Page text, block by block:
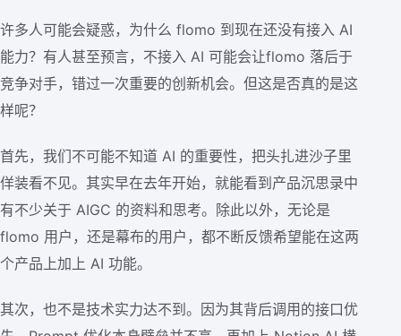
许多人可能会疑惑，为什么 flomo 到现在还没有接入 AI
能力？有人甚至预言，不接入 AI 可能会让flomo 落后于
竞争对手，错过一次重要的创新机会。但这是否真的是这
样呢？
首先，我们不可能不知道 AI 的重要性，把头扎进沙子里
佯装看不见。其实早在去年开始，就能看到产品沉思录中
有不少关于 AIGC 的资料和思考。除此以外，无论是
flomo 用户，还是幕布的用户，都不断反馈希望能在这两
个产品上加上 AI 功能。
其次，也不是技术实力达不到。因为其背后调用的接口优